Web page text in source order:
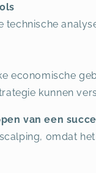
technische
economische
kunnen
van een
omdat